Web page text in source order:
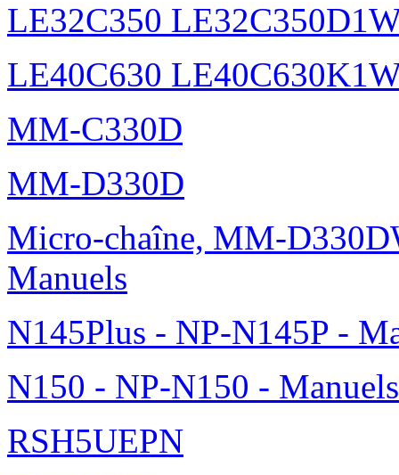
LE32C350
LE40C630
MM-C330D
MM-D330D
Micro-chaîne, MM-
Manuels
N145Plus - NP-N145P -
N150 - NP-N150 - Manuels
RSH5UEPN